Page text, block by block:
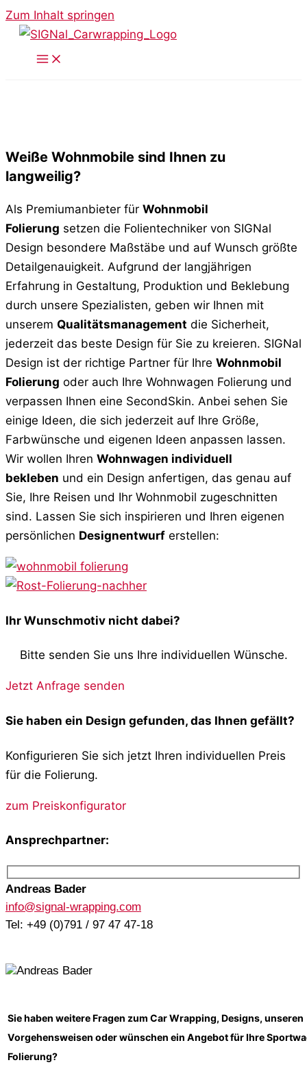
Zum Inhalt springen
Weiße Wohnmobile sind Ihnen zu
langweilig?
Als Premiumanbieter für Wohnmobil
Folierung setzen die Folientechniker von SIGNal
Design besondere Maßstäbe und auf Wunsch größte
Detailgenauigkeit. Aufgrund der langjährigen
Erfahrung in Gestaltung, Produktion und Beklebung
durch unsere Spezialisten, geben wir Ihnen mit
unserem Qualitätsmanagement die Sicherheit,
jederzeit das beste Design für Sie zu kreieren. SIGNal
Design ist der richtige Partner für Ihre Wohnmobil
Folierung oder auch Ihre Wohnwagen Folierung und
verpassen Ihnen eine SecondSkin. Anbei sehen Sie
einige Ideen, die sich jederzeit auf Ihre Größe,
Farbwünsche und eigenen Ideen anpassen lassen.
Wir wollen Ihren Wohnwagen individuell
bekleben und ein Design anfertigen, das genau auf
Sie, Ihre Reisen und Ihr Wohnmobil zugeschnitten
sind. Lassen Sie sich inspirieren und Ihren eigenen
persönlichen Designentwurf erstellen:
Ihr Wunschmotiv nicht dabei?
Bitte senden Sie uns Ihre individuellen Wünsche.
Jetzt Anfrage senden
Sie haben ein Design gefunden, das Ihnen gefällt?
Konfigurieren Sie sich jetzt Ihren individuellen Preis
für die Folierung.
zum Preiskonfigurator
Ansprechpartner:
Andreas Bader
info@signal-wrapping.com
Tel: +49 (0)791 / 97 47 47-18
Sie haben weitere Fragen zum Car Wrapping, Designs, unseren
Vorgehensweisen oder wünschen ein Angebot für Ihre
Folierung?